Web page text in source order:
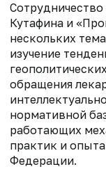
Кутафина и
нескольких
изучение
обращения
нормативной
работающих
практик и
Федерации.